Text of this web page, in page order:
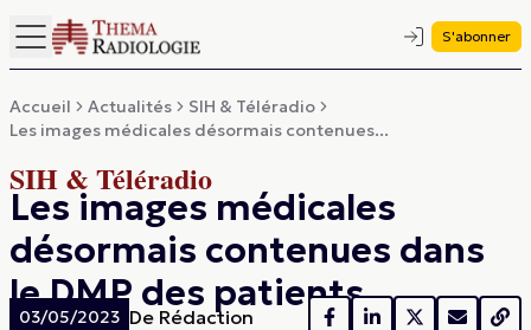
S'abonner
Accueil Actualités
SIH & Téléradio
Les images médicales désormais contenues...
SIH & Téléradio
Les images médicales
désormais contenues dans
le DMP des patients
03/05/2023 De Rédaction